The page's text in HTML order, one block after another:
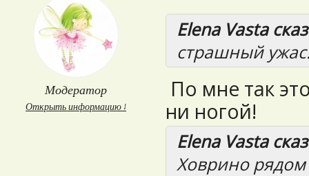
Модератор
Открыть информацию ↓
Elena Vasta
страшный
По мне так
ни ногой!
Elena Vasta
Ховрино